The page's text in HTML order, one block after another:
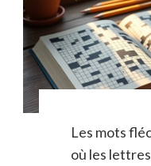
Les mots
où les